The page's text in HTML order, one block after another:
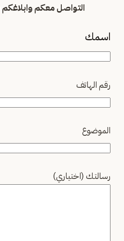
التواصل معكم وابلاغكم
اسمك
رقم الهاتف
الموضوع
رسالتك (اختياري)